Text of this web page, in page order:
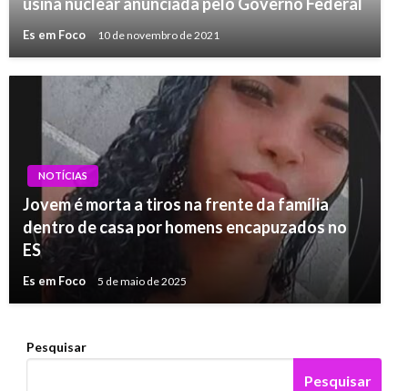
Es em Foco 10 de novembro de 2021
NOTÍCIAS
Jovem é morta a tiros na frente da família
dentro de casa por homens encapuzados no
ES
Es em Foco 5 de maio de 2025
Pesquisar
Pesquisar